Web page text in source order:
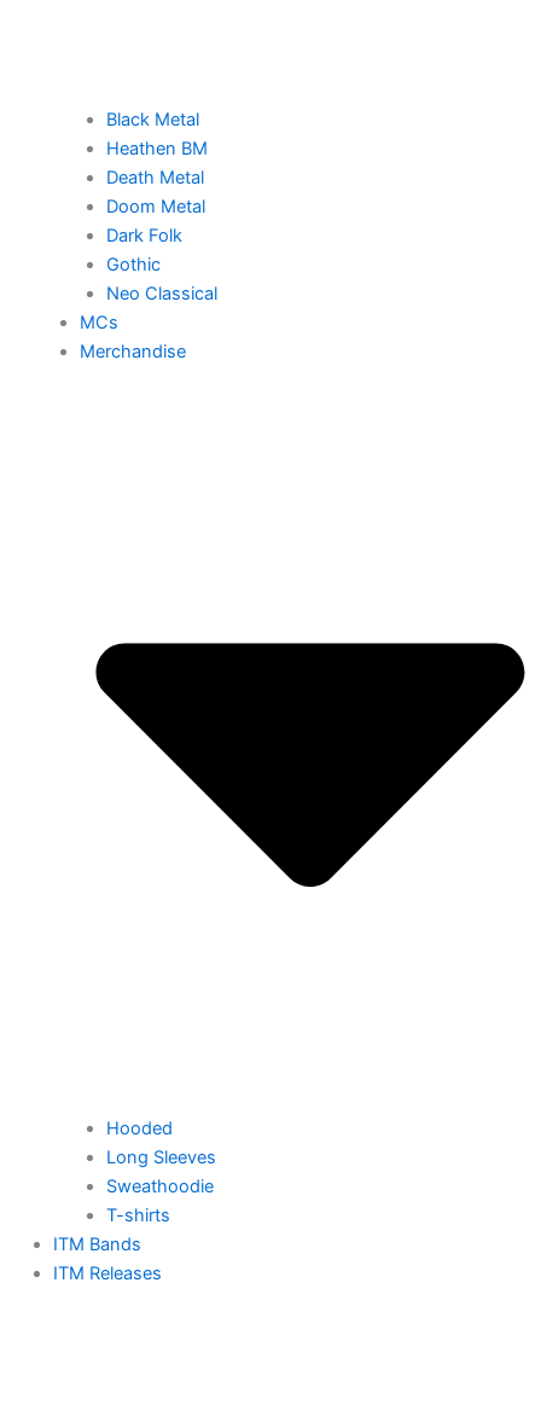
Black Metal
Heathen BM
Death Metal
Doom Metal
Dark Folk
Gothic
Neo Classical
MCs
Merchandise
Hooded
Long Sleeves
Sweathoodie
T-shirts
ITM Bands
ITM Releases